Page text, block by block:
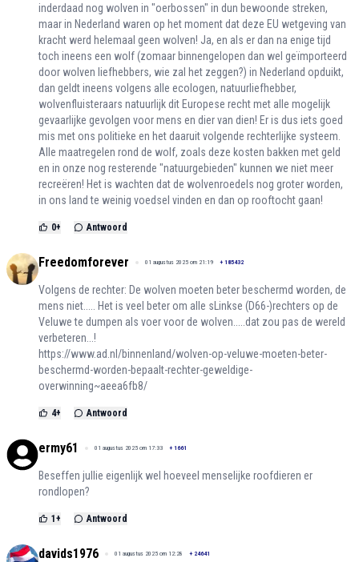
inderdaad nog wolven in "oerbossen" in dun bewoonde streken,
maar in Nederland waren op het moment dat deze EU wetgeving van
kracht werd helemaal geen wolven! Ja, en als er dan na enige tijd
toch ineens een wolf (zomaar binnengelopen dan wel geïmporteerd
door wolven liefhebbers, wie zal het zeggen?) in Nederland opduikt,
dan geldt ineens volgens alle ecologen, natuurliefhebber,
wolvenfluisteraars natuurlijk dit Europese recht met alle mogelijk
gevaarlijke gevolgen voor mens en dier van dien! Er is dus iets goed
mis met ons politieke en het daaruit volgende rechterlijke systeem.
Alle maatregelen rond de wolf, zoals deze kosten bakken met geld
en in onze nog resterende "natuurgebieden" kunnen we niet meer
recreëren! Het is wachten dat de wolvenroedels nog groter worden,
in ons land te weinig voedsel vinden en dan op rooftocht gaan!
0+ Antwoord
Freedomforever 01 augustus 2025 om 21:19 + 185432
Volgens de rechter: De wolven moeten beter beschermd worden, de
mens niet..... Het is veel beter om alle sLinkse (D66-)rechters op de
Veluwe te dumpen als voer voor de wolven.....dat zou pas de wereld
verbeteren...!
https://www.ad.nl/binnenland/wolven-op-veluwe-moeten-beter-
beschermd-worden-bepaalt-rechter-geweldige-
overwinning~aeea6fb8/
4+ Antwoord
ermy61 01 augustus 2025 om 17:33 + 1661
Beseffen jullie eigenlijk wel hoeveel menselijke roofdieren er
rondlopen?
1+ Antwoord
davids1976 01 augustus 2025 om 12:28 + 24641